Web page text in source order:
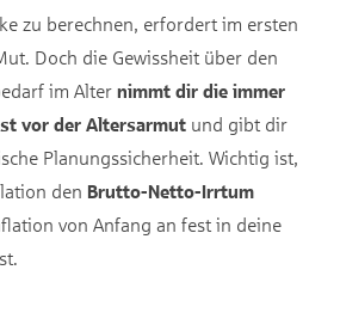
zu berechnen, erfordert im ersten
Doch die Gewissheit über den
im Alter nimmt dir die immer
vor der Altersarmut und gibt dir
Planungssicherheit. Wichtig ist,
den Brutto-Netto-Irrtum
von Anfang an fest in deine